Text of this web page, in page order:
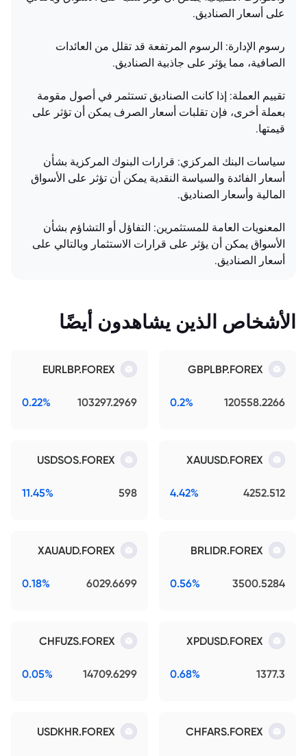
على أسعار الصناديق.
رسوم الإدارة: الرسوم المرتفعة قد تقلل من العائدات
الصافية، مما يؤثر على جاذبية الصناديق.
تقييم العملة: إذا كانت الصناديق تستثمر في أصول مقومة
بعملة أخرى، فإن تقلبات أسعار الصرف يمكن أن تؤثر على
قيمتها.
سياسات البنك المركزي: قرارات البنوك المركزية بشأن
أسعار الفائدة والسياسة النقدية يمكن أن تؤثر على الأسواق
المالية وأسعار الصناديق.
المعنويات العامة للمستثمرين: التفاؤل أو التشاؤم بشأن
الأسواق يمكن أن يؤثر على قرارات الاستثمار وبالتالي على
أسعار الصناديق.
الأشخاص الذين يشاهدون أيضًا
GBPLBP.FOREX
120558.2266
0.2%
EURLBP.FOREX
103297.2969
0.22%
XAUUSD.FOREX
4252.512
4.42%
USDSOS.FOREX
598
11.45%
BRLIDR.FOREX
3500.5284
0.56%
XAUAUD.FOREX
6029.6699
0.18%
XPDUSD.FOREX
1377.3
0.68%
CHFUZS.FOREX
14709.6299
0.05%
CHFARS.FOREX
USDKHR.FOREX